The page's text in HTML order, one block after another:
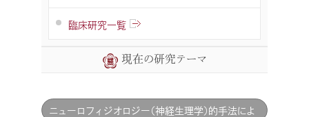
臨床研究一覧
現在の研究テーマ
ニューロフィジオロジー（神経生理学）的手法によ